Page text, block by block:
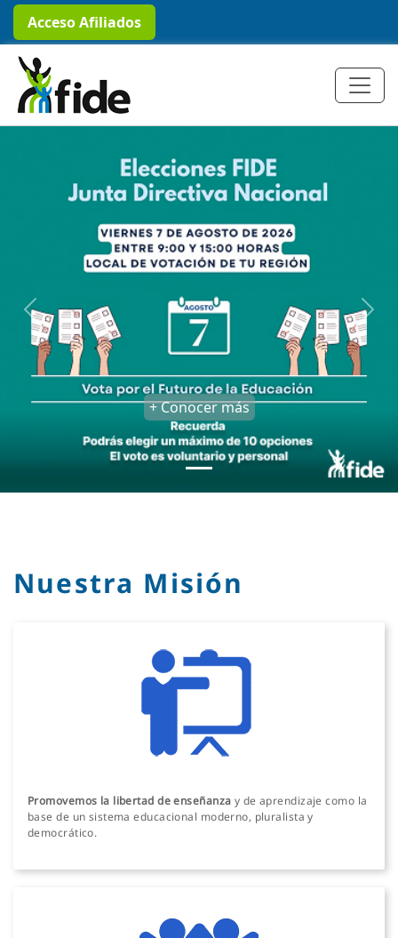
Acceso Afiliados
+ Conocer más
Previous Next
Nuestra Misión
Promovemos la libertad de enseñanza y de aprendizaje como la
base de un sistema educacional moderno, pluralista y
democrático.